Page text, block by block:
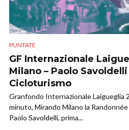
PUNTATE
GF Internazionale
Milano – Paolo Savoldelli
Cicloturismo
Granfondo Internazionale Laigueglia
minuto, Mirando Milano la
Paolo Savoldelli, prima...